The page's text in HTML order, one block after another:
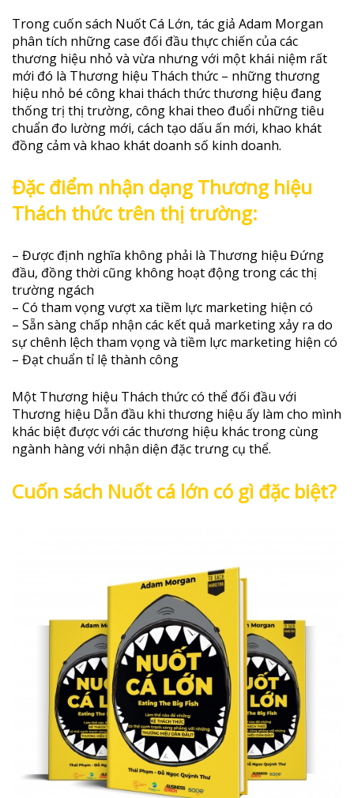
Trong cuốn sách Nuốt Cá Lớn, tác giả Adam Morgan
phân tích những case đối đầu thực chiến của các
thương hiệu nhỏ và vừa nhưng với một khái niệm rất
mới đó là Thương hiệu Thách thức – những thương
hiệu nhỏ bé công khai thách thức thương hiệu đang
thống trị thị trường, công khai theo đuổi những tiêu
chuẩn đo lường mới, cách tạo dấu ấn mới, khao khát
đồng cảm và khao khát doanh số kinh doanh.
Đặc điểm nhận dạng Thương hiệu
Thách thức trên thị trường:
– Được định nghĩa không phải là Thương hiệu Đứng
đầu, đồng thời cũng không hoạt động trong các thị
trường ngách
– Có tham vọng vượt xa tiềm lực marketing hiện có
– Sẵn sàng chấp nhận các kết quả marketing xảy ra do
sự chênh lệch tham vọng và tiềm lực marketing hiện có
– Đạt chuẩn tỉ lệ thành công
Một Thương hiệu Thách thức có thể đối đầu với
Thương hiệu Dẫn đầu khi thương hiệu ấy làm cho mình
khác biệt được với các thương hiệu khác trong cùng
ngành hàng với nhận diện đặc trưng cụ thể.
Cuốn sách Nuốt cá lớn có gì đặc biệt?